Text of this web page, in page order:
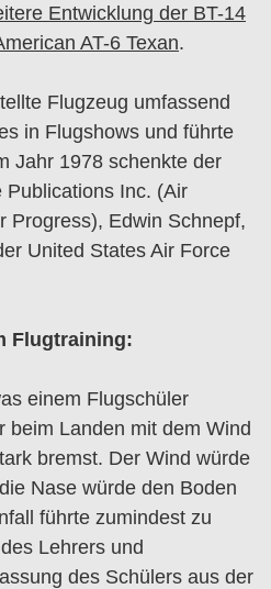
Entwicklung der BT-14
AT-6 Texan.
Flugzeug umfassend
in Flugshows und führte
Jahr 1978 schenkte der
Publications Inc. (Air
Progress), Edwin Schnepf,
United States Air Force
Flugtraining:
einem Flugschüler
beim Landen mit dem Wind
bremst. Der Wind würde
Nase würde den Boden
führte zumindest zu
Lehrers und
des Schülers aus der